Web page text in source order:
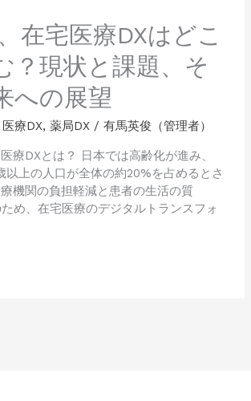
在宅医療DXはどこ
？現状と課題、そ
への展望
医療DX, 薬局DX/ 有馬英俊（管理者）
療DXとは？ 日本では高齢化が進み、
以上の人口が全体の約20%を占めるとさ
機関の負担軽減と患者の生活の質
ため、在宅医療のデジタルトランスフォ